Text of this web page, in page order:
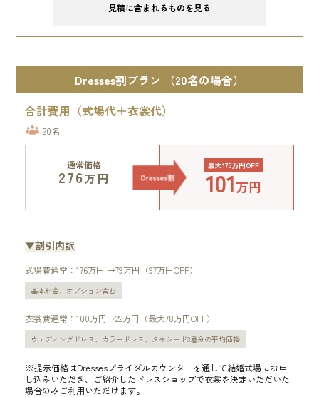
見積に含まれるものを見る
Dresses割プラン （20名の場合）
合計費用（式場代＋衣裳代）
20名
通常価格
276万円
最大175万円OFF
101万円
▼割引内訳
式場費通常：176万円 →79万円（97万円OFF）
基本料金、オプション含む
衣裳費通常：100万円→22万円（最大78万円OFF）
ウェディングドレス、カラードレス、タキシード3着分の平均価格
※提示価格はDressesブライダルカウンターを通して結婚式場にお申
し込みいただき、ご紹介したドレスショップで衣裳を決定いただいた
場合のみご利用いただけます。